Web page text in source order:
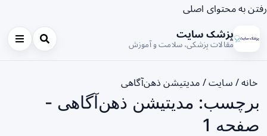
رفتن به محتوای اصلی
پزشک سایت
مقالات پزشکی، سلامت و آموزش
خانه/ سایت/ مدیتیشن ذهن‌آگاهی
برچسب: مدیتیشن ذهن‌آگاهی -
صفحه 1